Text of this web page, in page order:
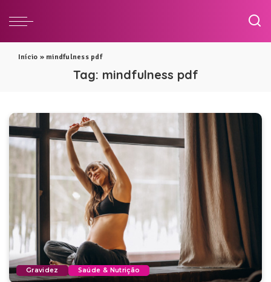
Início » mindfulness pdf
Tag: mindfulness pdf
Gravidez Saúde & Nutrição